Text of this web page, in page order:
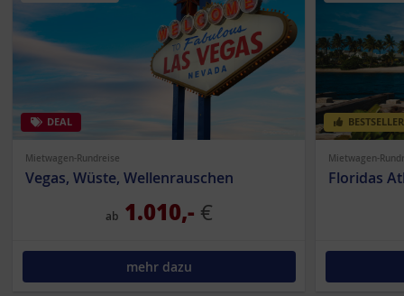
DEAL
Mietwagen-Rundreise
Vegas, Wüste, Wellenrauschen
ab 1.010,- €
mehr dazu
BESTSELLER
Mietwagen-
Floridas